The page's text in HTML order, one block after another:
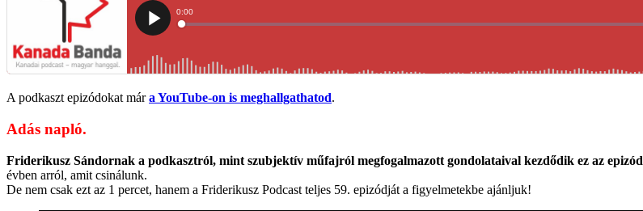
A podkaszt epizódokat mára YouTube-on is meghallgathatod.
Adás napló.
Friderikusz Sándornak a podkasztról, mint szubjektív műfajról megfogalmazott gondolataival kezdődik ez az epizód
évben arról, amit csinálunk.
De nem csak ezt az 1 percet, hanem a Friderikusz Podcast teljes 59. epizódját a figyelmetekbe ajánljuk!